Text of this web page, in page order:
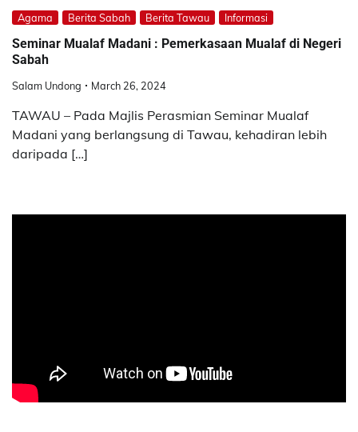
Agama Berita Sabah Berita Tawau Informasi
Seminar Mualaf Madani : Pemerkasaan Mualaf di Negeri
Sabah
Salam Undong March 26, 2024
TAWAU – Pada Majlis Perasmian Seminar Mualaf
Madani yang berlangsung di Tawau, kehadiran lebih
daripada […]